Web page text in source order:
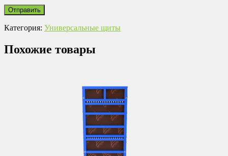
Категория: Универсальные щиты
Похожие товары